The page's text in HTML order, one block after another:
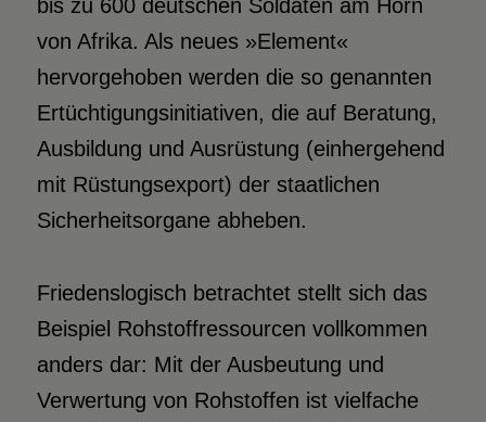
bis zu 600 deutschen Soldaten am Horn
von Afrika. Als neues »Element«
hervorgehoben werden die so genannten
Ertüchtigungsinitiativen, die auf Beratung,
Ausbildung und Ausrüstung (einhergehend
mit Rüstungsexport) der staatlichen
Sicherheitsorgane abheben.
Friedenslogisch betrachtet stellt sich das
Beispiel Rohstoffressourcen vollkommen
anders dar: Mit der Ausbeutung und
Verwertung von Rohstoffen ist vielfache